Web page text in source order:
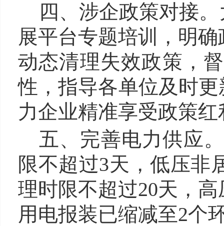
四、涉企政策对接
展平台专题培训，明
动态清理失效政策，
性，指导各单位及时
力企业精准享受政策红
五、完善电力供应
限不超过3天，低压非
理时限不超过20天，
用电报装已缩减至2个